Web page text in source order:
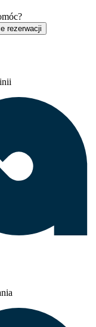
rezerwacji